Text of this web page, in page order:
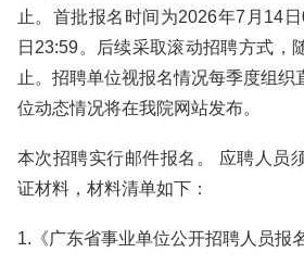
止。首批报名时间为2026年7月14
日23:59。后续采取滚动招聘方式，
止。招聘单位视报名情况每季度组织
位动态情况将在我院网站发布。
本次招聘实行邮件报名。 应聘人员
证材料，材料清单如下：
1.《广东省事业单位公开招聘人员报